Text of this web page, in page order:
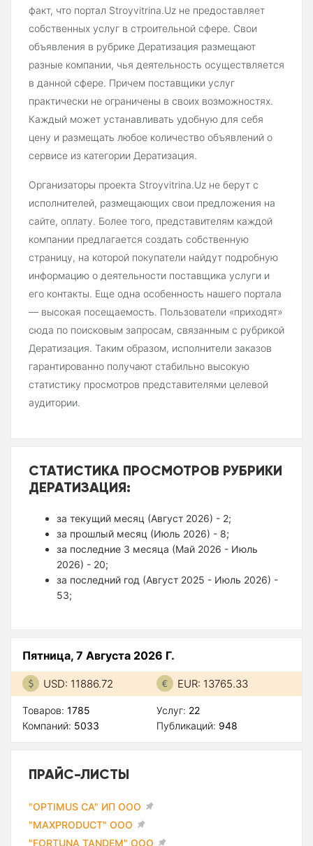
факт, что портал Stroyvitrina.Uz не предоставляет
собственных услуг в строительной сфере. Свои
объявления в рубрике Дератизация размещают
разные компании, чья деятельность осуществляется
в данной сфере. Причем поставщики услуг
практически не ограничены в своих возможностях.
Каждый может устанавливать удобную для себя
цену и размещать любое количество объявлений о
сервисе из категории Дератизация.
Организаторы проекта Stroyvitrina.Uz не берут с
исполнителей, размещающих свои предложения на
сайте, оплату. Более того, представителям каждой
компании предлагается создать собственную
страницу, на которой покупатели найдут подробную
информацию о деятельности поставщика услуги и
его контакты. Еще одна особенность нашего портала
— высокая посещаемость. Пользователи «приходят»
сюда по поисковым запросам, связанным с рубрикой
Дератизация. Таким образом, исполнители заказов
гарантированно получают стабильно высокую
статистику просмотров представителями целевой
аудитории.
СТАТИСТИКА ПРОСМОТРОВ РУБРИКИ
ДЕРАТИЗАЦИЯ:
за текущий месяц (Август 2026) - 2;
за прошлый месяц (Июль 2026) - 8;
за последние 3 месяца (Май 2026 - Июль
2026) - 20;
за последний год (Август 2025 - Июль 2026) -
53;
Пятница, 7 Августа 2026 Г.
USD: 11886.72 EUR: 13765.33
Товаров: 1785
Компаний: 5033
Услуг: 22
Публикаций: 948
ПРАЙС-ЛИСТЫ
"OPTIMUS CA" ИП ООО
"MAXPRODUCT" ООО
"FORTUNA TANDEM" ООО